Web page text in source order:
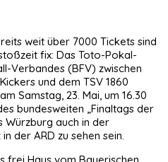
weit über 7000 Tickets sind
fix: Das Toto-Pokal-
Verbandes (BFV) zwischen
und dem TSV 1860
Samstag, 23. Mai, um 16.30
bundesweiten „Finaltags der
Würzburg auch in der
der ARD zu sehen sein.
frei Haus vom Bayerischen